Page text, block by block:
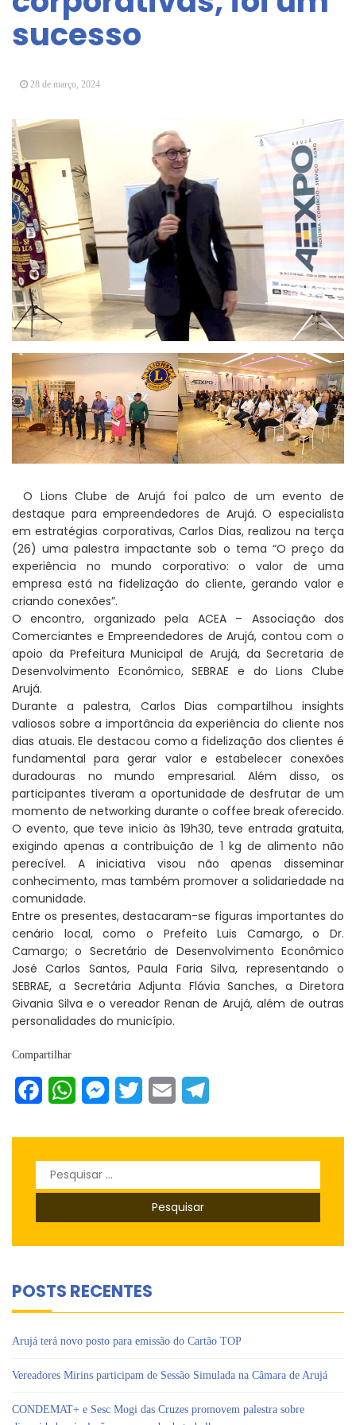
Arujá promove 2º encontro da Jornada de
Conhecimento em Bem-Estar Animal no Parque
dos Ipês
TOP
sucesso
28 de março, 2024
O Lions Clube de Arujá foi palco de um evento de
destaque para empreendedores de Arujá. O especialista
em estratégias corporativas, Carlos Dias, realizou na terça
(26) uma palestra impactante sob o tema “O preço da
experiência no mundo corporativo: o valor de uma
empresa está na fidelização do cliente, gerando valor e
criando conexões”.
O encontro, organizado pela ACEA – Associação dos
Comerciantes e Empreendedores de Arujá, contou com o
apoio da Prefeitura Municipal de Arujá, da Secretaria de
Desenvolvimento Econômico, SEBRAE e do Lions Clube
Arujá.
Durante a palestra, Carlos Dias compartilhou insights
valiosos sobre a importância da experiência do cliente nos
dias atuais. Ele destacou como a fidelização dos clientes é
fundamental para gerar valor e estabelecer conexões
duradouras no mundo empresarial. Além disso, os
participantes tiveram a oportunidade de desfrutar de um
momento de networking durante o coffee break oferecido.
O evento, que teve início às 19h30, teve entrada gratuita,
exigindo apenas a contribuição de 1 kg de alimento não
perecível. A iniciativa visou não apenas disseminar
conhecimento, mas também promover a solidariedade na
comunidade.
Entre os presentes, destacaram-se figuras importantes do
cenário local, como o Prefeito Luis Camargo, o Dr.
Camargo; o Secretário de Desenvolvimento Econômico
José Carlos Santos, Paula Faria Silva, representando o
SEBRAE, a Secretária Adjunta Flávia Sanches, a Diretora
Givania Silva e o vereador Renan de Arujá, além de outras
personalidades do município.
Compartilhar
FacebookWhatsAppMessenger
Twitter Email
Pesquisar
por:
POSTS RECENTES
Arujá terá novo posto para emissão do Cartão TOP
Vereadores Mirins participam de Sessão Simulada na Câmara de Arujá
CONDEMAT+ e Sesc Mogi das Cruzes promovem palestra sobre